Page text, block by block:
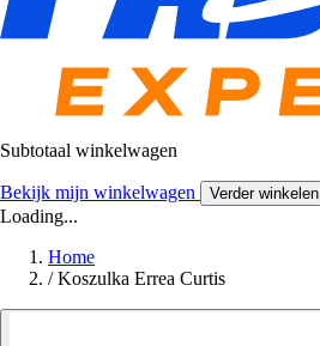
Subtotaal winkelwagen
Bekijk mijn winkelwagen Verder winkelen
Loading...
Home
/ Koszulka Errea Curtis